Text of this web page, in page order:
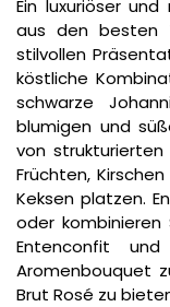
Ein luxuriöser
aus den besten
stilvollen
köstliche
schwarze
blumigen und
von
Früchten,
Keksen platzen.
oder
Entenconfit
Aromenbouquet
Brut Rosé zu